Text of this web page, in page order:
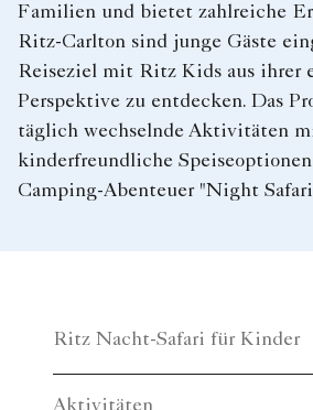
Familien und bietet zahlreiche
Ritz-Carlton sind junge Gäste
Reiseziel mit Ritz Kids aus ihrer
Perspektive zu entdecken. Das
täglich wechselnde Aktivitäten
kinderfreundliche
Camping-Abenteuer "Night
Ritz Nacht-Safari für Kinder